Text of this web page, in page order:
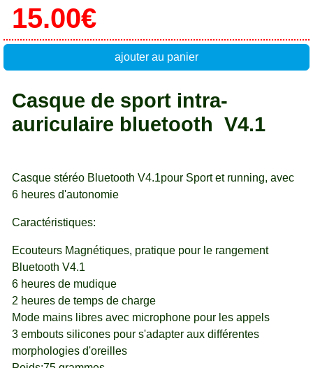
15.00€
ajouter au panier
Casque de sport intra-
auriculaire bluetooth V4.1
Casque stéréo Bluetooth V4.1pour Sport et running, avec
6 heures d'autonomie
Caractéristiques:
Ecouteurs Magnétiques, pratique pour le rangement
Bluetooth V4.1
6 heures de mudique
2 heures de temps de charge
Mode mains libres avec microphone pour les appels
3 embouts silicones pour s'adapter aux différentes
morphologies d'oreilles